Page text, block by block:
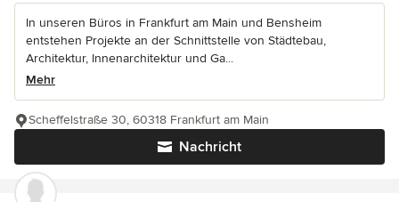
In unseren Büros in Frankfurt am Main und Bensheim
entstehen Projekte an der Schnittstelle von Städtebau,
Architektur, Innenarchitektur und Ga...
Mehr
Nachricht
Scheffelstraße 30, 60318 Frankfurt am Main